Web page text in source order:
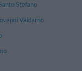
Stefano
Valdarno